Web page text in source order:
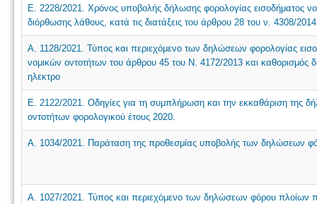
Ε. 2228/2021. Χρόνος υποβολής δήλωσης φορολογίας εισοδήματος
διόρθωσης λάθους, κατά τις διατάξεις του άρθρου 28 του ν. 4308/
Α. 1128/2021. Τύπος και περιεχόμενο των δηλώσεων φορολογίας
νομικών οντοτήτων του άρθρου 45 του Ν. 4172/2013 και καθορισμός
ηλεκτρο
Ε. 2122/2021. Οδηγίες για τη συμπλήρωση και την εκκαθάριση της
οντοτήτων φορολογικού έτους 2020.
Α. 1034/2021. Παράταση της προθεσμίας υποβολής των δηλώσεων
Α. 1027/2021. Τύπος και περιεχόμενο των δηλώσεων φόρου πλοίων